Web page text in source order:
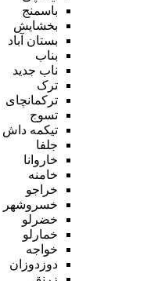
باسمنج
بخشایش
بستان آباد
بناب
ناب جدید
ترک
ترکمانچای
تسوج
تیکمه داش
جلفا
خاروانا
خامنه
خراجو
خسروشهر
خضرلو
خمارلو
خواجه
دوزدوزان